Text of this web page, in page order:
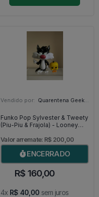
Vendido por: Quarentena Geek Store - SP
Funko Pop Sylvester & Tweety
(Piu-Piu & Frajola) - Looney
Valor arremate: R$ 200,00
ENCERRADO
R$ 160,00
4x R$ 40,00 sem juros